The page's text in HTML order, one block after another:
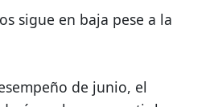
sigue en baja pese a la
de junio, el